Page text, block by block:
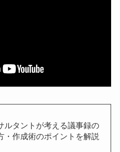
ルタントが考える議事録の
・作成術のポイントを解説